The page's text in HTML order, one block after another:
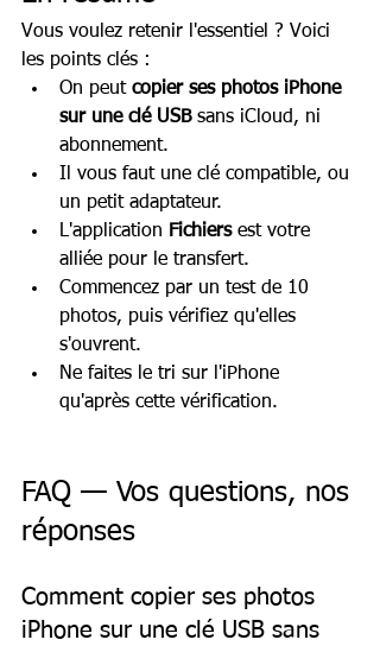
Vous voulez retenir l'essentiel ? Voici
les points clés :
On peut copier ses photos iPhone
sur une clé USB sans iCloud, ni
abonnement.
Il vous faut une clé compatible, ou
un petit adaptateur.
L'application Fichiers est votre
alliée pour le transfert.
Commencez par un test de 10
photos, puis vérifiez qu'elles
s'ouvrent.
Ne faites le tri sur l'iPhone
qu'après cette vérification.
FAQ — Vos questions, nos
réponses
Comment copier ses photos
iPhone sur une clé USB sans